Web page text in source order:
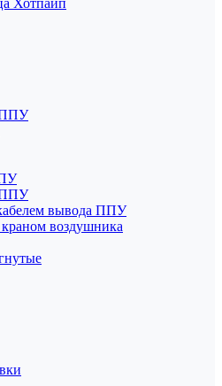
Хотпайп
ППУ
ППУ
вывода ППУ
воздушника